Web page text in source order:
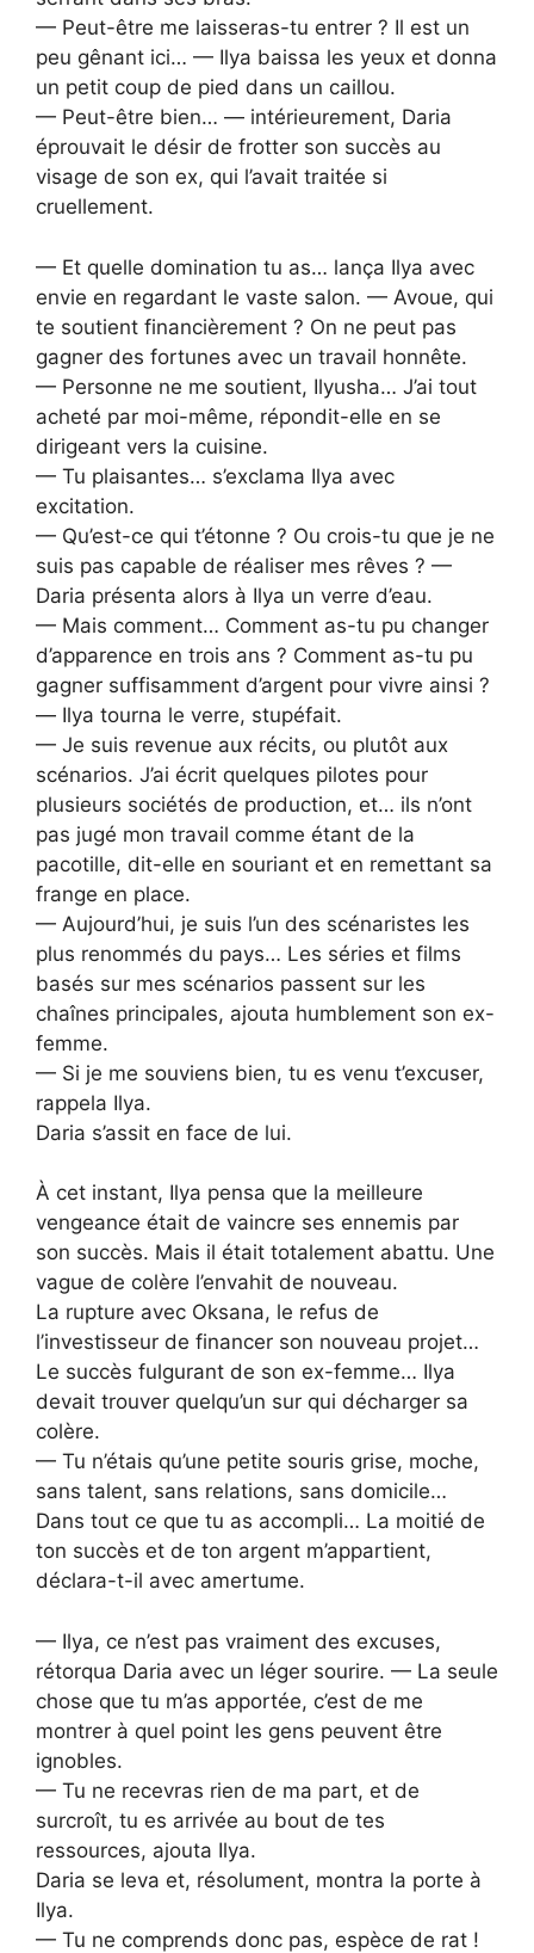
— Peut-être me laisseras-tu entrer ? Il est un
peu gênant ici… — Ilya baissa les yeux et donna
un petit coup de pied dans un caillou.
— Peut-être bien… — intérieurement, Daria
éprouvait le désir de frotter son succès au
visage de son ex, qui l’avait traitée si
cruellement.
— Et quelle domination tu as… lança Ilya avec
envie en regardant le vaste salon. — Avoue, qui
te soutient financièrement ? On ne peut pas
gagner des fortunes avec un travail honnête.
— Personne ne me soutient, Ilyusha… J’ai tout
acheté par moi-même, répondit-elle en se
dirigeant vers la cuisine.
— Tu plaisantes… s’exclama Ilya avec
excitation.
— Qu’est-ce qui t’étonne ? Ou crois-tu que je ne
suis pas capable de réaliser mes rêves ? —
Daria présenta alors à Ilya un verre d’eau.
— Mais comment… Comment as-tu pu changer
d’apparence en trois ans ? Comment as-tu pu
gagner suffisamment d’argent pour vivre ainsi ?
— Ilya tourna le verre, stupéfait.
— Je suis revenue aux récits, ou plutôt aux
scénarios. J’ai écrit quelques pilotes pour
plusieurs sociétés de production, et… ils n’ont
pas jugé mon travail comme étant de la
pacotille, dit-elle en souriant et en remettant sa
frange en place.
— Aujourd’hui, je suis l’un des scénaristes les
plus renommés du pays… Les séries et films
basés sur mes scénarios passent sur les
chaînes principales, ajouta humblement son ex-
femme.
— Si je me souviens bien, tu es venu t’excuser,
rappela Ilya.
Daria s’assit en face de lui.
À cet instant, Ilya pensa que la meilleure
vengeance était de vaincre ses ennemis par
son succès. Mais il était totalement abattu. Une
vague de colère l’envahit de nouveau.
La rupture avec Oksana, le refus de
l’investisseur de financer son nouveau projet…
Le succès fulgurant de son ex-femme… Ilya
devait trouver quelqu’un sur qui décharger sa
colère.
— Tu n’étais qu’une petite souris grise, moche,
sans talent, sans relations, sans domicile…
Dans tout ce que tu as accompli… La moitié de
ton succès et de ton argent m’appartient,
déclara-t-il avec amertume.
— Ilya, ce n’est pas vraiment des excuses,
rétorqua Daria avec un léger sourire. — La seule
chose que tu m’as apportée, c’est de me
montrer à quel point les gens peuvent être
ignobles.
— Tu ne recevras rien de ma part, et de
surcroît, tu es arrivée au bout de tes
ressources, ajouta Ilya.
Daria se leva et, résolument, montra la porte à
Ilya.
— Tu ne comprends donc pas, espèce de rat !